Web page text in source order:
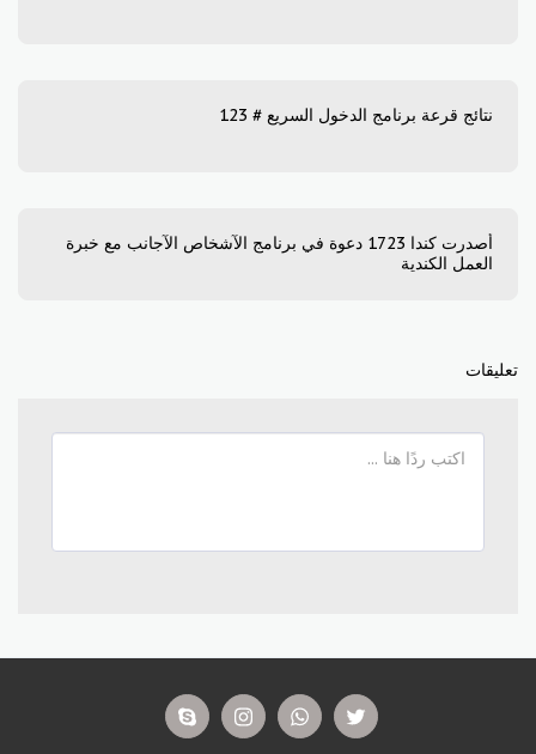
نتائج قرعة برنامج الدخول السريع # 123
أصدرت كندا 1723 دعوة في برنامج الآشخاص الآجانب مع خبرة
العمل الكندية
تعليقات